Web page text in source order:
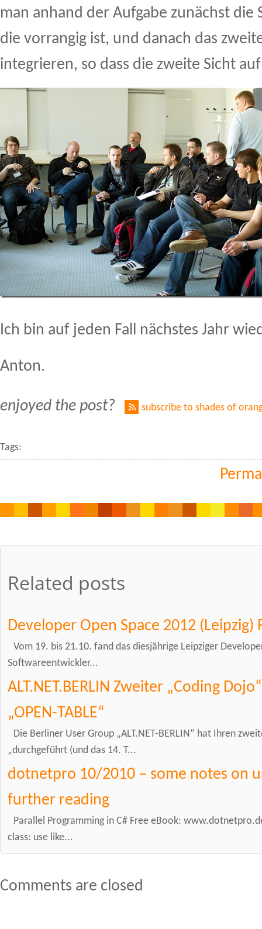
man anhand der Aufgabe zunächst die
die vorrangig ist, und danach das
integrieren, so dass die zweite Sicht
Ich bin auf jeden Fall nächstes Jahr
Anton.
enjoyed the post? subscribe to shades of
Tags:
Related posts
Developer Open Space 2012 (Leipzig)
Vom 19. bis 21.10. fand das diesjährige Leipziger
Softwareentwickler...
ALT.NET.BERLIN Zweiter „Coding
„OPEN-TABLE“
Die Berliner User Group „ALT.NET-BERLIN“ hat Ihren
„durchgeführt (und das 14. T...
dotnetpro 10/2010 – some notes on
further reading
Parallel Programming in C# Free eBook:
class: use like...
Comments are closed